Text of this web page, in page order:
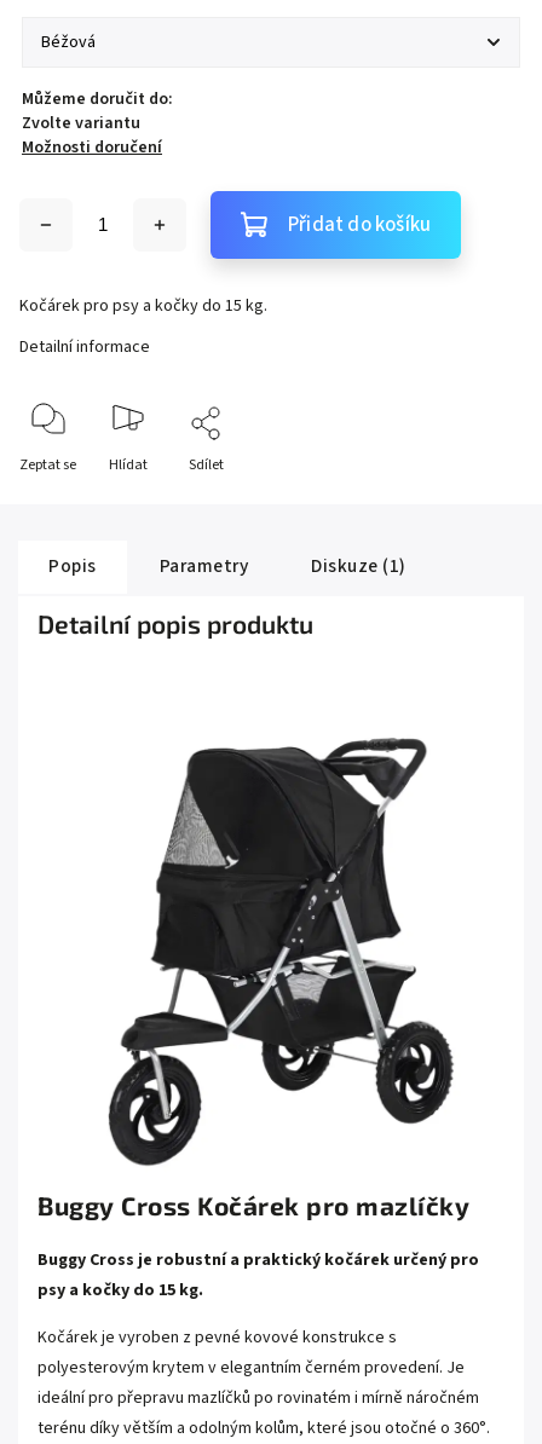
Můžeme doručit do:
Zvolte variantu
Možnosti doručení
Přidat do košíku
Kočárek pro psy a kočky do 15 kg.
Detailní informace
Zeptat se Hlídat Sdílet
Popis Parametry Diskuze (1)
Detailní popis produktu
Buggy Cross Kočárek pro mazlíčky
Buggy Cross je robustní a praktický kočárek určený pro
psy a kočky do 15 kg.
Kočárek je vyroben z pevné kovové konstrukce s
polyesterovým krytem v elegantním černém provedení. Je
ideální pro přepravu mazlíčků po rovinatém i mírně náročném
terénu díky větším a odolným kolům, které jsou otočné o 360°.